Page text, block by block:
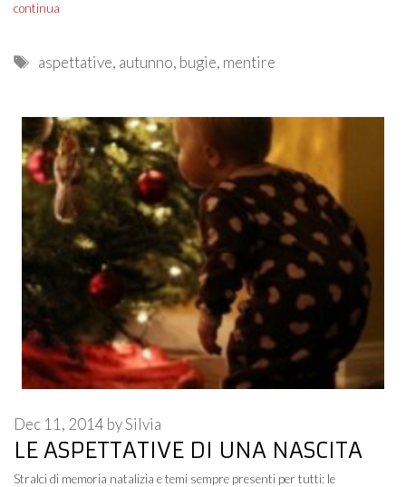
continua
Tags
aspettative, autunno, bugie, mentire
LE ASPETTATIVE DI UNA NASCITA
Dec 11, 2014 bySilvia
Stralci di memoria natalizia e temi sempre presenti per tutti: le